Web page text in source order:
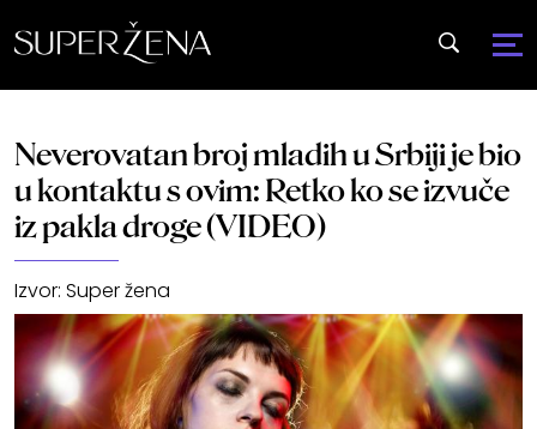
Neverovatan broj mladih u Srbiji je bio
u kontaktu s ovim: Retko ko se izvuče
iz pakla droge (VIDEO)
Izvor: Super žena